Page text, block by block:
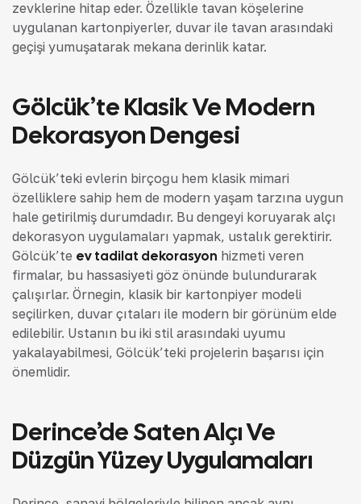
zevklerine hitap eder. Özellikle tavan köşelerine
uygulanan kartonpiyerler, duvar ile tavan arasındaki
geçişi yumuşatarak mekana derinlik katar.
Gölcük’te Klasik Ve Modern
Dekorasyon Dengesi
Gölcük’teki evlerin birçoğu hem klasik mimari
özelliklere sahip hem de modern yaşam tarzına uygun
hale getirilmiş durumdadır. Bu dengeyi koruyarak alçı
dekorasyon uygulamaları yapmak, ustalık gerektirir.
Gölcük’te ev tadilat dekorasyon hizmeti veren
firmalar, bu hassasiyeti göz önünde bulundurarak
çalışırlar. Örneğin, klasik bir kartonpiyer modeli
seçilirken, duvar çıtaları ile modern bir görünüm elde
edilebilir. Ustanın bu iki stil arasındaki uyumu
yakalayabilmesi, Gölcük’teki projelerin başarısı için
önemlidir.
Derince’de Saten Alçı Ve
Düzgün Yüzey Uygulamaları